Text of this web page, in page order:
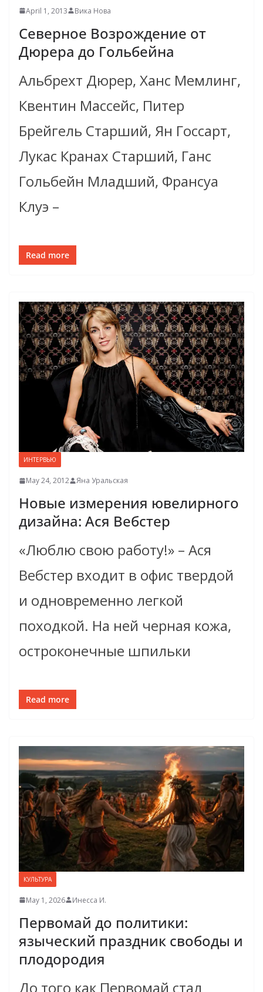
April 1, 2013 Вика Нова
Северное Возрождение от
Дюрера до Гольбейна
Альбрехт Дюрер, Ханс Мемлинг,
Квентин Массейс, Питер
Брейгель Старший, Ян Госсарт,
Лукас Кранах Cтарший, Ганс
Гольбейн Младший, Франсуа
Клуэ –
Read more
ИНТЕРВЬЮ
May 24, 2012 Яна Уральская
Новые измерения ювелирного
дизайна: Ася Вебстер
«Люблю свою работу!» – Ася
Вебстер входит в офис твердой
и одновременно легкой
походкой. На ней черная кожа,
остроконечные шпильки
Read more
КУЛЬТУРА
May 1, 2026 Инесса И.
Первомай до политики:
языческий праздник свободы и
плодородия
До того как Первомай стал